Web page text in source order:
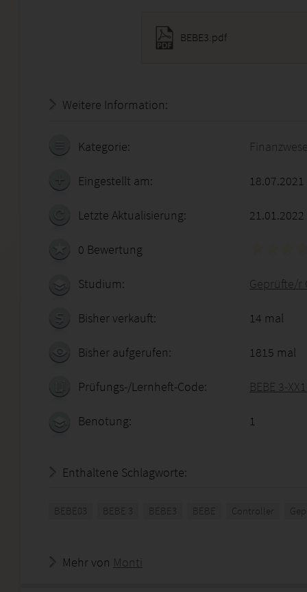
BEBE3.pdf
Weitere Information:
Kategorie:
Eingestellt am:
Letzte Aktualisierung: 21.01.2022
0 Bewertung
Studium: Geprüfte/r
Bisher verkauft: 14 mal
Bisher aufgerufen: 1815 mal
Prüfungs-/Lernheft-Code: BEBE 3-
Benotung: 1
Enthaltene Schlagworte:
BEBE03 BEBE 3 BEBE3 BEBE Controller
Mehr von Monti